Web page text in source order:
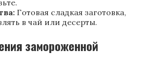
Готовая сладкая заготовка,
в чай или десерты.
замороженной